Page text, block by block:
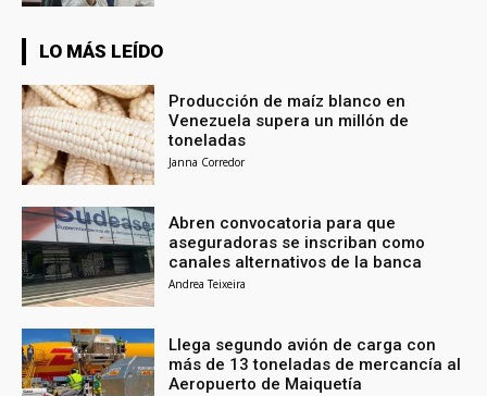
LO MÁS LEÍDO
Producción de maíz blanco en
Venezuela supera un millón de
toneladas
Janna Corredor
Abren convocatoria para que
aseguradoras se inscriban como
canales alternativos de la banca
Andrea Teixeira
Llega segundo avión de carga con
más de 13 toneladas de mercancía al
Aeropuerto de Maiquetía